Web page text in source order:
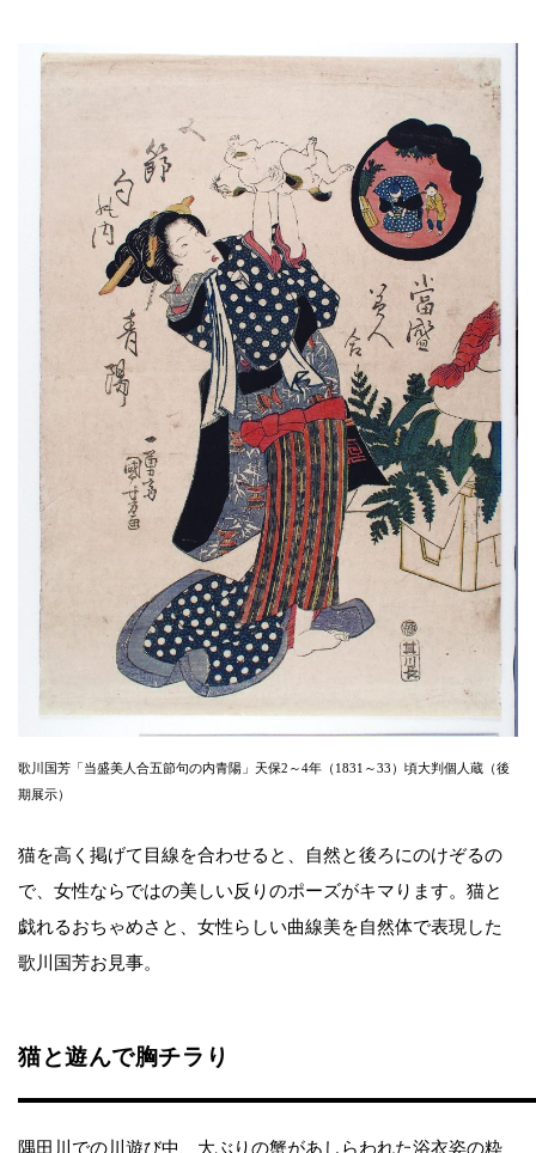
歌川国芳「当盛美人合五節句の内青陽」天保2～4年（1831～33）頃大判個人蔵（後
期展示）
猫を高く掲げて目線を合わせると、自然と後ろにのけぞるの
で、女性ならではの美しい反りのポーズがキマります。猫と
戯れるおちゃめさと、女性らしい曲線美を自然体で表現した
歌川国芳お見事。
猫と遊んで胸チラり
隅田川での川遊び中、大ぶりの蟹があしらわれた浴衣姿の粋